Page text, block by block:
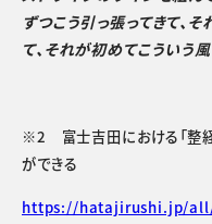
ずつこう引っ張ってきて、
て、それが初めてこういう
※2 富士吉田における「整経
ができる
https://hatajirushi.jp/